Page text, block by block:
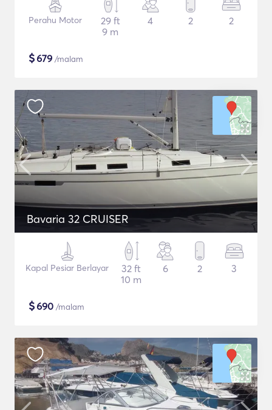
Perahu Motor
29 ft
9 m
4 2 2
$679 /malam
Bavaria 32 CRUISER
Kapal Pesiar Berlayar
32 ft
10 m
6 2 3
$690 /malam